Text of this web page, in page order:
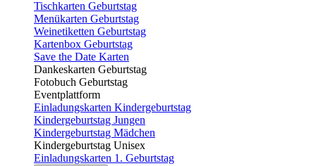
Tischkarten Geburtstag
Menükarten Geburtstag
Weinetiketten Geburtstag
Kartenbox Geburtstag
Save the Date Karten
Dankeskarten Geburtstag
Fotobuch Geburtstag
Eventplattform
Einladungskarten Kindergeburtstag
Kindergeburtstag Jungen
Kindergeburtstag Mädchen
Kindergeburtstag Unisex
Einladungskarten 1. Geburtstag